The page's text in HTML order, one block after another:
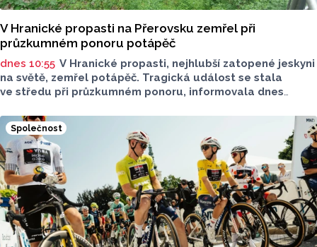
V Hranické propasti na Přerovsku zemřel při
průzkumném ponoru potápěč
dnes 10:55 V Hranické propasti, nejhlubší zatopené jeskyni
na světě, zemřel potápěč. Tragická událost se stala
ve středu při průzkumném ponoru, informovala dnes
vyzvednuto v noci na dnešek z hloubky 186 metrů.
Na případ upozornil server Novinky.cz. Policie případ
vyšetřuje pro trestný čin usmrcení z nedbalosti, řekla dnes
ČTK policejní mluvčí Miluše Zajícová. Muž byl letecký
záchranář, speleo potápěč a hasič z centrální hasičské
stanice v Kladně, uvedli na sociální síti středočeští hasiči.
Společnost